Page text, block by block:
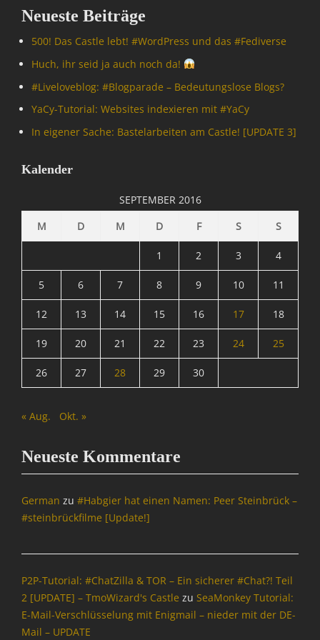
Neueste Beiträge
500! Das Castle lebt! #WordPress und das #Fediverse
Huch, ihr seid ja auch noch da!
#Livelove­blog: #Blogparade – Bedeutungslose Blogs?
YaCy-Tutorial: Websites indexieren mit #YaCy
In eigener Sache: Bastelarbeiten am Castle! [UPDATE 3]
Kalender
SEPTEMBER 2016
M
D M D F S S
1 2 3 4
5 6 7 8 9 10 11
12 13 14 15 16 17 18
19 20 21 22 23 24 25
26 27 28 29 30
« Aug. Okt. »
Neueste Kommentare
German zu #Habgier hat einen Namen: Peer Steinbrück –
#steinbrückfilme [Update!]
P2P-Tutorial: #ChatZilla & TOR – Ein sicherer #Chat?! Teil
2 [UPDATE] – TmoWizard's Castle zu SeaMonkey Tutorial:
E-Mail-Verschlüsselung mit Enigmail – nieder mit der DE-
Mail – UPDATE